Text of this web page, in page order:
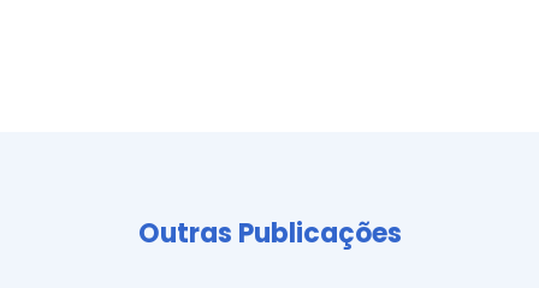
Outras Publicações